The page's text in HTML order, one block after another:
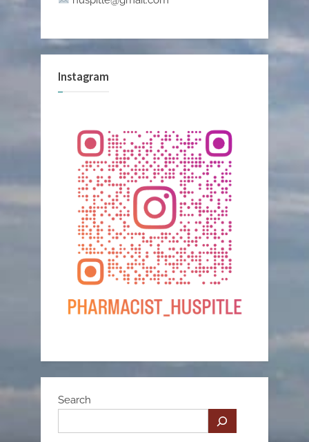
Instagram
Search